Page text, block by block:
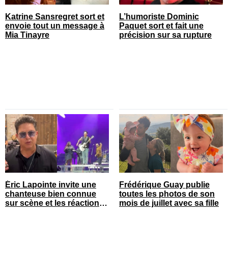
Katrine Sansregret sort et
envoie tout un message à
Mia Tinayre
L’humoriste Dominic
Paquet sort et fait une
précision sur sa rupture
Éric Lapointe invite une
chanteuse bien connue
sur scène et les réactions
Frédérique Guay publie
toutes les photos de son
mois de juillet avec sa fille